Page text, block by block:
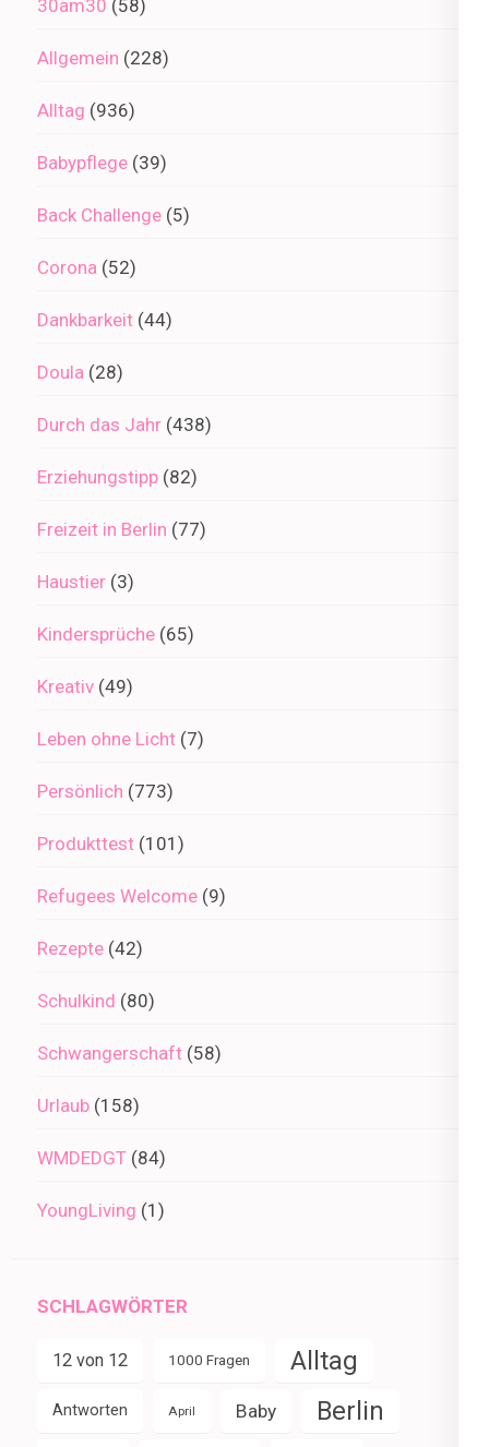
30am30 (58)
Allgemein (228)
Alltag (936)
Babypflege (39)
Back Challenge (5)
Corona (52)
Dankbarkeit (44)
Doula (28)
Durch das Jahr (438)
Erziehungstipp (82)
Freizeit in Berlin (77)
Haustier (3)
Kindersprüche (65)
Kreativ (49)
Leben ohne Licht (7)
Persönlich (773)
Produkttest (101)
Refugees Welcome (9)
Rezepte (42)
Schulkind (80)
Schwangerschaft (58)
Urlaub (158)
WMDEDGT (84)
YoungLiving (1)
SCHLAGWÖRTER
12 von 12 1000 Fragen Alltag
Antworten April Baby Berlin